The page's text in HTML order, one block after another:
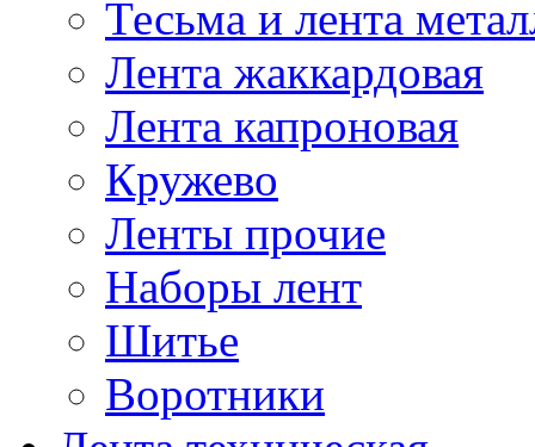
Тесьма и лента
Лента жаккардовая
Лента капроновая
Кружево
Ленты прочие
Наборы лент
Шитье
Воротники